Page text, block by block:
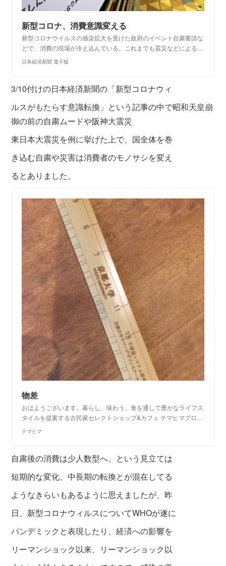
新型コロナ、消費意識変える
新型コロナウイルスの感染拡大を受けた政府のイベント自粛要請な
どで、消費の現場が冷え込んでいる。これまでも震災などによる…
日本経済新聞 電子版
3/10付けの日本経済新聞の「新型コロナウィ
ルスがもたらす意識転換」 という記事の中で昭和天皇崩
御の前の自粛ムードや阪神大震災
東日本大震災を例に挙げた上で、 国全体を巻
き込む自粛や災害は消費者のモノサシを変え
るとありました。
物差
おはようございます。暮らし、味わう。食を通して豊かなライフス
タイルを提案する古民家セレクトショップ&カフェ テマヒマプロ…
テマヒマ
自粛後の消費は少人数型へ、という見立ては
短期的な変化、 中長期の転換とが混在してる
ようなきらいもあるように思えましたが、 昨
日、新型コロナウィルスについてWHOが遂に
パンデミックと表現したり、経済への影響を
リーマンショック以来、リーマンショック以